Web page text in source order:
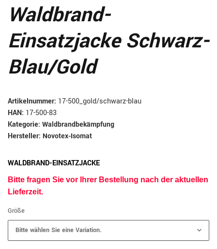
Waldbrand-
Einsatzjacke Schwarz-
Blau/gold
Artikelnummer: 17-500_gold/schwarz-blau
HAN: 17-500-83
Kategorie: Waldbrandbekämpfung
Hersteller: Novotex-Isomat
WALDBRAND-EINSATZJACKE
Bitte fragen Sie vor Ihrer Bestellung nach der aktuellen
Lieferzeit.
Größe
Bitte wählen Sie eine Variation.